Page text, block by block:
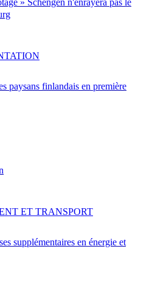
» Schengen n'enrayera pas le
paysans finlandais en première
supplémentaires en énergie et
ET TRANSPORT